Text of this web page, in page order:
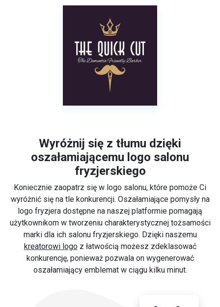
Wyróżnij się z tłumu dzięki
oszałamiającemu logo salonu
fryzjerskiego
Koniecznie zaopatrz się w logo salonu, które pomoże Ci
wyróżnić się na tle konkurencji. Oszałamiające pomysły na
logo fryzjera dostępne na naszej platformie pomagają
użytkownikom w tworzeniu charakterystycznej tożsamości
marki dla ich salonu fryzjerskiego. Dzięki naszemu
kreatorowi logoz łatwością możesz zdeklasować
konkurencję, ponieważ pozwala on wygenerować
oszałamiający emblemat w ciągu kilku minut.